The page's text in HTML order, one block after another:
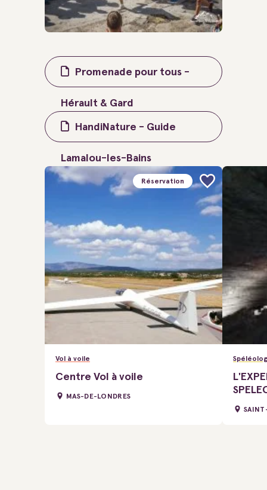
Promenade pour tous -
Hérault & Gard
HandiNature - Guide
Lamalou-les-Bains
Vol à voile
Centre Vol à voile
MAS-DE-LONDRES
Réservation